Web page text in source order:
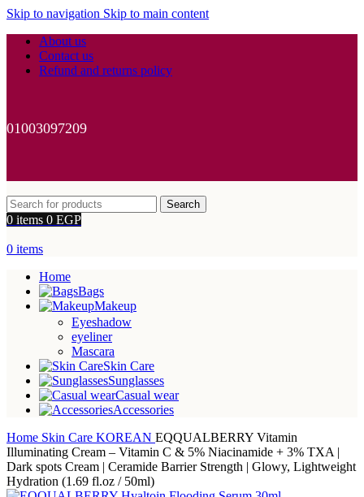
Skip to navigation Skip to main content
About us
Contact us
Refund and returns policy
01003097209
Search
0 items 0 EGP
0 items
Home
Bags
Makeup
Eyeshadow
eyeliner
Mascara
Skin Care
Sunglasses
Casual wear
Accessories
Home Skin Care KOREAN EQQUALBERRY Vitamin
Illuminating Cream – Vitamin C & 5% Niacinamide + 3% TXA |
Dark spots Cream | Ceramide Barrier Strength | Glowy, Lightweight
Hydration (1.69 fl.oz / 50ml)